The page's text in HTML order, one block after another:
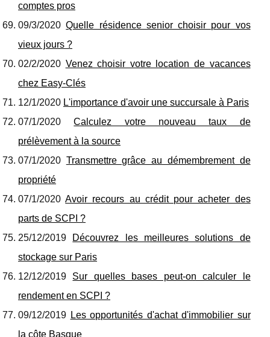
comptes pros
09/3/2020Quelle résidence senior choisir pour vos
vieux jours ?
02/2/2020 Venez choisir votre location de vacances
chez Easy-Clés
12/1/2020 L'importance d'avoir une succursale à Paris
07/1/2020Calculez votre nouveau taux de
prélèvement à la source
07/1/2020 Transmettre grâce au démembrement de
propriété
07/1/2020Avoir recours au crédit pour acheter des
parts de SCPI ?
25/12/2019 Découvrez les meilleures solutions de
stockage sur Paris
12/12/2019 Sur quelles bases peut-on calculer le
rendement en SCPI ?
09/12/2019 Les opportunités d'achat d'immobilier sur
la côte Basque